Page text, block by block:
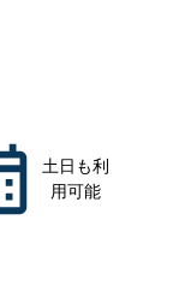
土日も利
用可能